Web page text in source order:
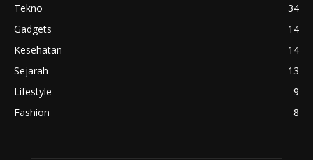
Tekno
34
Gadgets
14
Kesehatan
14
Sejarah
13
Lifestyle
9
Fashion
8